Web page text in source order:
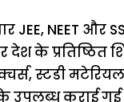
JEE, NEET और
के प्रतिष्ठित
स्टडी
उपलब्ध कराई